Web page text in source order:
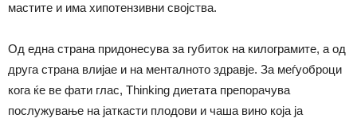
мастите и има хипотензивни својства.
Од една страна придонесува за губиток на килограмите, а од
друга страна влијае и на менталното здравје. За меѓуоброци
кога ќе ве фати глас, Thinking диетата препорачува
послужување на јаткасти плодови и чаша вино која ја